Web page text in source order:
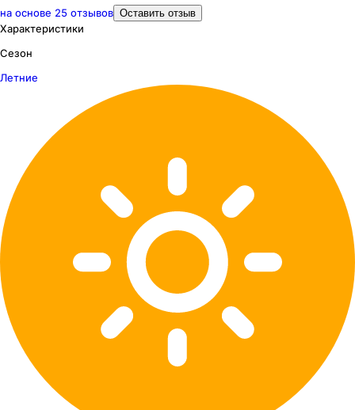
на основе 25 отзывов Оставить отзыв
Характеристики
Сезон
Летние